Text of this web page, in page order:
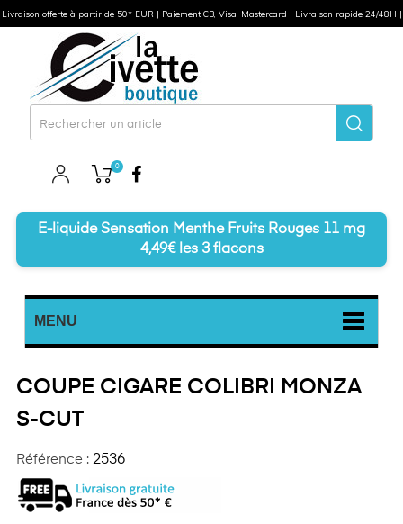
0
E-liquide Sensation Menthe Fruits Rouges 11 mg
4,49€ les 3 flacons
MENU
COUPE CIGARE COLIBRI MONZA
S-CUT
Référence : 2536
Livraison offerte à partir de 50* EUR | Paiement CB, Visa, Mastercard | Livraison rapide 24/48H |